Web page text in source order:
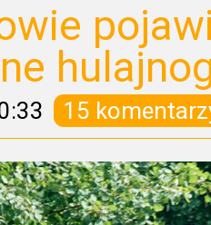
15